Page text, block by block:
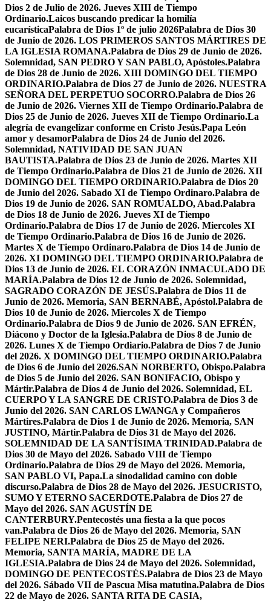
Dios 2 de Julio de 2026. Jueves XIII de Tiempo
Ordinario.Laicos buscando predicar la homilía
eucarísticaPalabra de Dios 1º de julio 2026Palabra de Dios 30
de Junio de 2026. LOS PRIMEROS SANTOS MÁRTIRES DE
LA IGLESIA ROMANA.Palabra de Dios 29 de Junio de 2026.
Solemnidad, SAN PEDRO Y SAN PABLO, Apóstoles.Palabra
de Dios 28 de Junio de 2026. XIII DOMINGO DEL TIEMPO
ORDINARIO.Palabra de Dios 27 de Junio de 2026. NUESTRA
SEÑORA DEL PERPETUO SOCORRO.Palabra de Dios 26
de Junio de 2026. Viernes XII de Tiempo Ordinario.Palabra de
Dios 25 de Junio de 2026. Jueves XII de Tiempo Ordinario.La
alegría de evangelizar conforme en Cristo Jesús.Papa León
amor y desamorPalabra de Dios 24 de Junio del 2026.
Solemnidad, NATIVIDAD DE SAN JUAN
BAUTISTA.Palabra de Dios 23 de Junio de 2026. Martes XII
de Tiempo Ordinario.Palabra de Dios 21 de Junio de 2026. XII
DOMINGO DEL TIEMPO ORDINARIO.Palabra de Dios 20
de Junio del 2026. Sabado XI de Tiempo Ordinaro.Palabra de
Dios 19 de Junio de 2026. SAN ROMUALDO, Abad.Palabra
de Dios 18 de Junio de 2026. Jueves XI de Tiempo
Ordinario.Palabra de Dios 17 de Junio de 2026. Miercoles XI
de Tiempo Ordinario.Palabra de Dios 16 de Junio de 2026.
Martes X de Tiempo Ordinaro.Palabra de Dios 14 de Junio de
2026. XI DOMINGO DEL TIEMPO ORDINARIO.Palabra de
Dios 13 de Junio de 2026. EL CORAZÓN INMACULADO DE
MARÍA.Palabra de Dios 12 de Junio de 2026. Solemnidad,
SAGRADO CORAZÓN DE JESÚS.Palabra de Dios 11 de
Junio de 2026. Memoria, SAN BERNABÉ, Apóstol.Palabra de
Dios 10 de Junio de 2026. Miercoles X de Tiempo
Ordinario.Palabra de Dios 9 de Junio de 2026. SAN EFRÉN,
Diácono y Doctor de la Iglesia.Palabra de Dios 8 de Junio de
2026. Lunes X de Tiempo Ordiario.Palabra de Dios 7 de Junio
del 2026. X DOMINGO DEL TIEMPO ORDINARIO.Palabra
de Dios 6 de Junio del 2026.SAN NORBERTO, Obispo.Palabra
de Dios 5 de Junio del 2026. SAN BONIFACIO, Obispo y
Mártir.Palabra de Dios 4 de Junio del 2026. Solemnidad, EL
CUERPO Y LA SANGRE DE CRISTO.Palabra de Dios 3 de
Junio del 2026. SAN CARLOS LWANGA y Compañeros
Mártires.Palabra de Dios 1 de Junio de 2026. Memoria, SAN
JUSTINO, Mártir.Palabra de Dios 31 de Mayo del 2026.
SOLEMNIDAD DE LA SANTÍSIMA TRINIDAD.Palabra de
Dios 30 de Mayo del 2026. Sabado VIII de Tiempo
Ordinario.Palabra de Dios 29 de Mayo del 2026. Memoria,
SAN PABLO VI, Papa.La sinodalidad camino con doble
discurso.Palabra de Dios 28 de Mayo del 2026. JESUCRISTO,
SUMO Y ETERNO SACERDOTE.Palabra de Dios 27 de
Mayo del 2026. SAN AGUSTÍN DE
CANTERBURY.Pentecostés una fiesta a la que pocos
van.Palabra de Dios 26 de Mayo del 2026. Memoria, SAN
FELIPE NERI.Palabra de Dios 25 de Mayo del 2026.
Memoria, SANTA MARÍA, MADRE DE LA
IGLESIA.Palabra de Dios 24 de Mayo del 2026. Solemnidad,
DOMINGO DE PENTECOSTÉS.Palabra de Dios 23 de Mayo
del 2026. Sábado VII de Pascua Misa matutina.Palabra de Dios
22 de Mayo de 2026. SANTA RITA DE CASIA,